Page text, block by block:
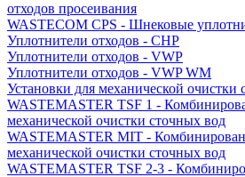
отходов просеивания
WASTECOM CPS - Шнековые
Уплотнители отходов - CHP
Уплотнители отходов - VWP
Уплотнители отходов - VWP WM
Установки для механической очистки
WASTEMASTER TSF 1 -
механической очистки сточных вод
WASTEMASTER MIT -
механической очистки сточных вод
WASTEMASTER TSF 2-3 -